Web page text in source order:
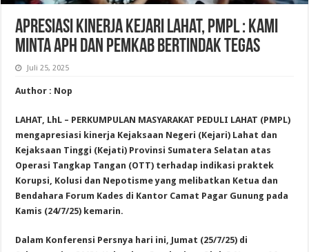
Apresiasi Kinerja Kejari Lahat, PMPL : Kami
Minta APH dan Pemkab Bertindak Tegas
Juli 25, 2025
Author : Nop
LAHAT, LhL – PERKUMPULAN MASYARAKAT PEDULI LAHAT (PMPL)
mengapresiasi kinerja Kejaksaan Negeri (Kejari) Lahat dan
Kejaksaan Tinggi (Kejati) Provinsi Sumatera Selatan atas
Operasi Tangkap Tangan (OTT) terhadap indikasi praktek
Korupsi, Kolusi dan Nepotisme yang melibatkan Ketua dan
Bendahara Forum Kades di Kantor Camat Pagar Gunung pada
Kamis (24/7/25) kemarin.
Dalam Konferensi Persnya hari ini, Jumat (25/7/25) di